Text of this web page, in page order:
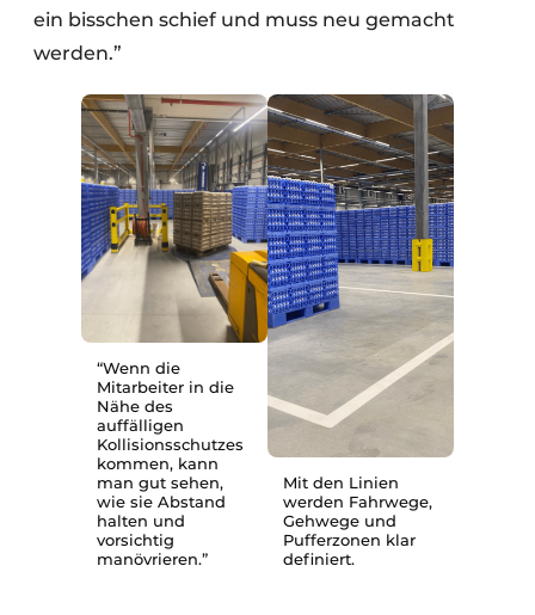
ein bisschen schief und muss neu gemacht
werden.”
“Wenn die
Mitarbeiter in die
Nähe des
auffälligen
Kollisionsschutzes
kommen, kann
man gut sehen,
wie sie Abstand
halten und
vorsichtig
manövrieren.”
Mit den Linien
werden Fahrwege,
Gehwege und
Pufferzonen klar
definiert.